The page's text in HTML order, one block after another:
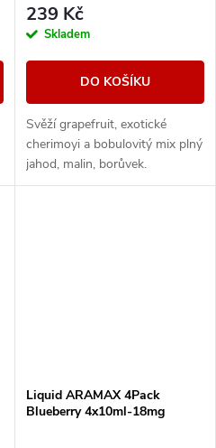
239 Kč
Skladem
DO KOŠÍKU
Svěží grapefruit, exotické
cherimoyi a bobulovitý mix plný
jahod, malin, borůvek.
Liquid ARAMAX 4Pack
Blueberry 4x10ml-18mg